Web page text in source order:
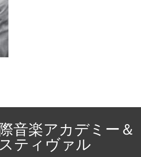
音楽アカデミー＆
ティヴァル